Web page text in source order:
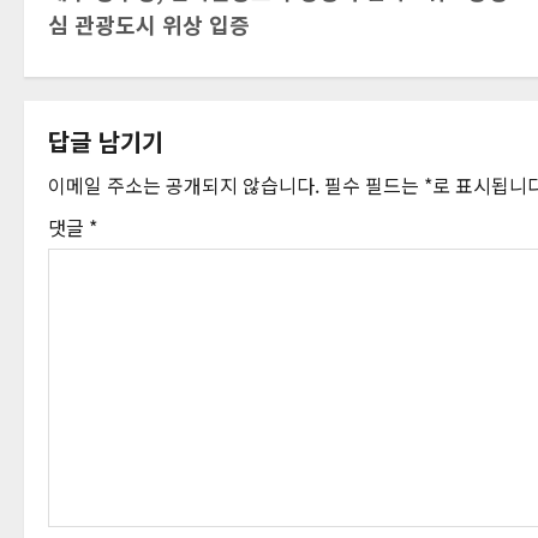
시
물
비
게
이
심 관광도시 위상 입증
답글 남기기
이메일 주소는 공개되지 않습니다. 필수 필드는 *로 표시됩니
댓글 *